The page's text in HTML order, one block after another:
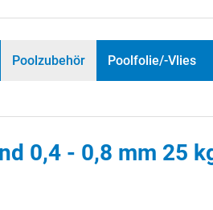
Poolzubehör Poolfolie/-Vlies
0,4 - 0,8 mm 25